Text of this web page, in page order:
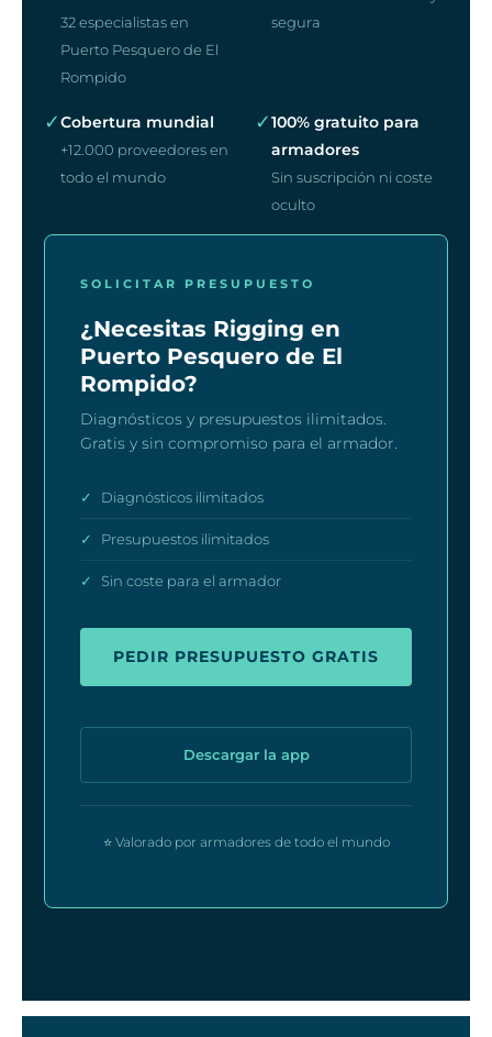
32 especialistas en
Puerto Pesquero de El
Rompido
segura
✓Cobertura mundial
+12.000 proveedores en
todo el mundo
✓100% gratuito para
armadores
Sin suscripción ni coste
oculto
SOLICITAR PRESUPUESTO
¿Necesitas Rigging en
Puerto Pesquero de El
Rompido?
Diagnósticos y presupuestos ilimitados.
Gratis y sin compromiso para el armador.
✓ Diagnósticos ilimitados
✓ Presupuestos ilimitados
✓ Sin coste para el armador
PEDIR PRESUPUESTO GRATIS
Descargar la app
⭐ Valorado por armadores de todo el mundo